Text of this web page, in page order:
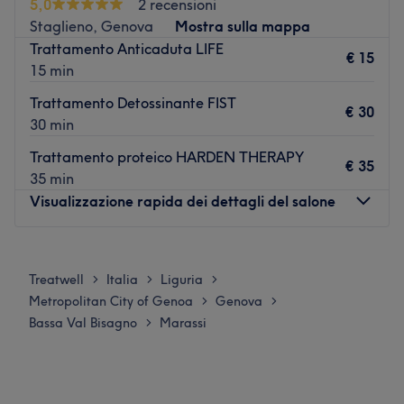
Fermata bus Assarotti/peschiera.
Il team:
attenzione alla cura e alla bellezza del capello con
trattamenti di alta qualità.
I punti forti del salone:
Ambiente: moderno e accogliente.
Specializzato in: colore e piega.
5,0
2 recensioni
Staglieno, Genova
Mostra sulla mappa
Trattamento Anticaduta LIFE
15 min
€ 15
Trattamento Detossinante FIST
30 min
€ 30
Trattamento proteico HARDEN THERAPY
35 min
€ 35
Visualizzazione rapida dei dettagli del salone
Martedì
Mercoledì
08:00
Giovedì
Treatwell > Italia > Liguria >
Metropolitan City of Genoa > Genova >
Bassa Val Bisagno > Marassi